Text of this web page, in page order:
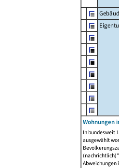
Wohnungen
In bundesweit
ausgewählt
Abweichungen